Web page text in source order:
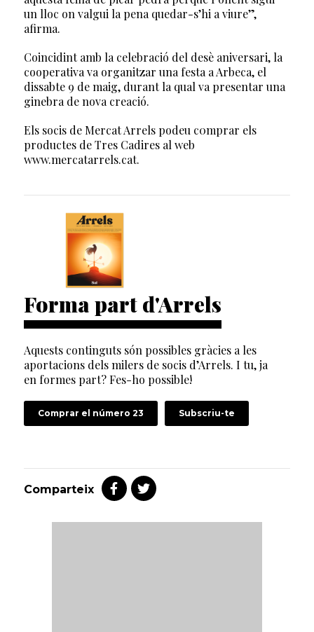
un lloc on valgui la pena quedar-s’hi a viure”,
afirma.
Coincidint amb la celebració del desè aniversari, la
cooperativa va organitzar una festa a Arbeca, el
dissabte 9 de maig, durant la qual va presentar una
ginebra de nova creació.
Els socis de Mercat Arrels podeu c0mprar els
productes de Tres Cadires al web
www.mercatarrels.cat.
Forma part d'Arrels
Aquests continguts són possibles gràcies a les
aportacions dels milers de socis d’Arrels. I tu, ja
en formes part? Fes-ho possible!
Comprar el número 23 Subscriu-te
Comparteix